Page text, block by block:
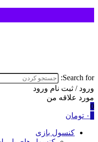
Search for:
ورود / ثبت نام ورود
مورد علاقه من
0
۰ تومان
کنسول بازی